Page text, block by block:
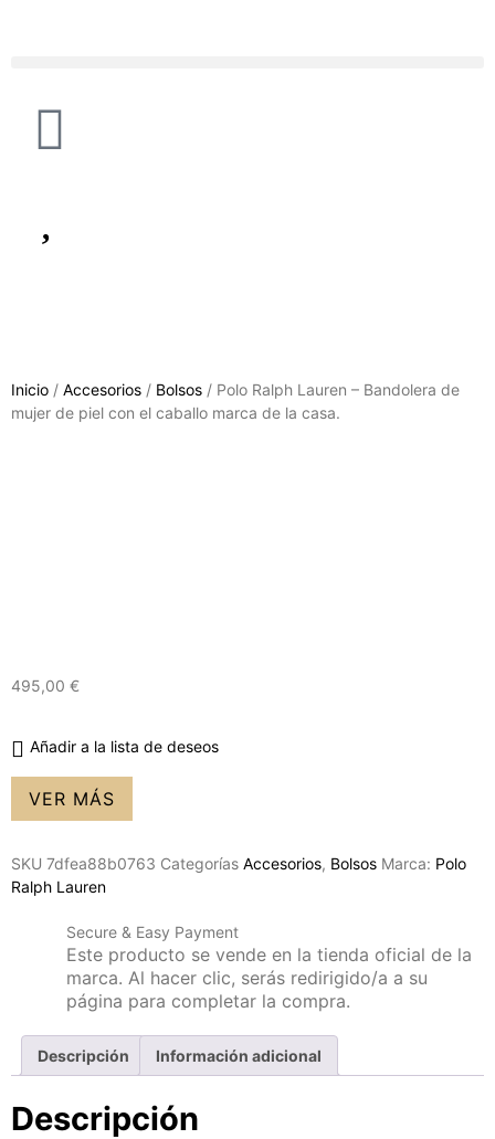
Inicio / Accesorios / Bolsos / Polo Ralph Lauren – Bandolera de
mujer de piel con el caballo marca de la casa.
495,00 €
Añadir a la lista de deseos
VER MÁS
SKU 7dfea88b0763 Categorías Accesorios, Bolsos Marca: Polo
Ralph Lauren
Secure & Easy Payment
Este producto se vende en la tienda oficial de la
marca. Al hacer clic, serás redirigido/a a su
página para completar la compra.
Descripción Información adicional
Descripción